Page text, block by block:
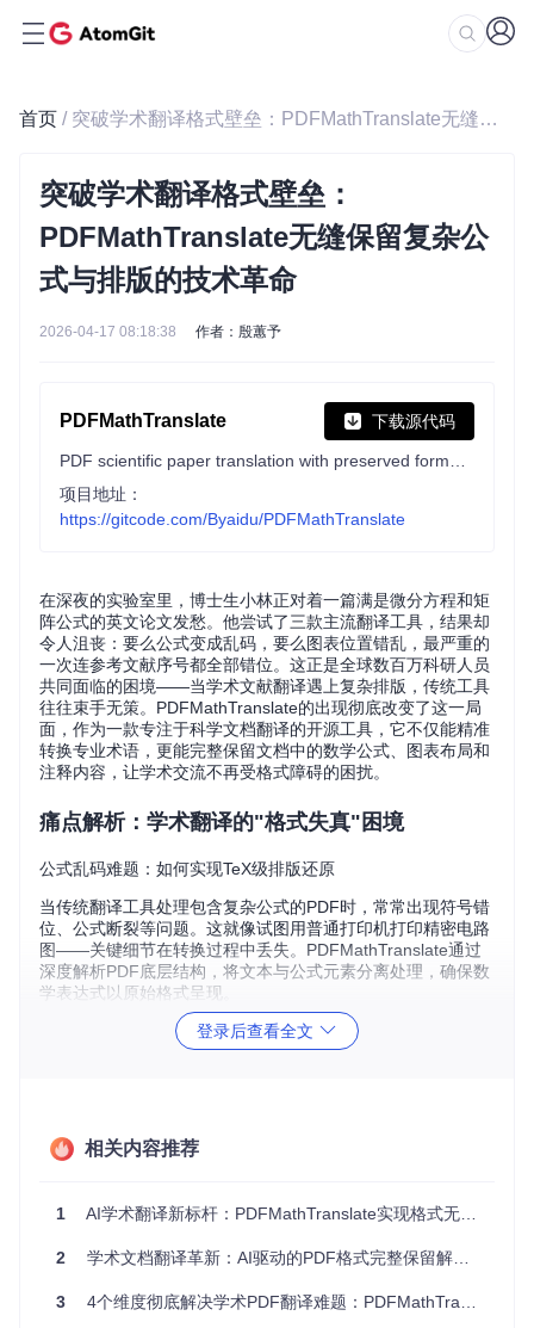
首页 / 突破学术翻译格式壁垒：PDFMathTranslate无缝保留复杂公式与排版的技术革命
突破学术翻译格式壁垒：
PDFMathTranslate无缝保留复杂公
式与排版的技术革命
2026-04-17 08:18:38 作者：殷蕙予
PDFMathTranslate 下载源代码
项目地址：
https://gitcode.com/Byaidu/PDFMathTranslate
在深夜的实验室里，博士生小林正对着一篇满是微分方程和矩
阵公式的英文论文发愁。他尝试了三款主流翻译工具，结果却
令人沮丧：要么公式变成乱码，要么图表位置错乱，最严重的
一次连参考文献序号都全部错位。这正是全球数百万科研人员
共同面临的困境——当学术文献翻译遇上复杂排版，传统工具
往往束手无策。PDFMathTranslate的出现彻底改变了这一局
面，作为一款专注于科学文档翻译的开源工具，它不仅能精准
转换专业术语，更能完整保留文档中的数学公式、图表布局和
注释内容，让学术交流不再受格式障碍的困扰。
痛点解析：学术翻译的"格式失真"困境
公式乱码难题：如何实现TeX级排版还原
当传统翻译工具处理包含复杂公式的PDF时，常常出现符号错
位、公式断裂等问题。这就像试图用普通打印机打印精密电路
图——关键细节在转换过程中丢失。PDFMathTranslate通过
深度解析PDF底层结构，将文本与公式元素分离处理，确保数
学表达式以原始格式呈现。
这些"文档骨骼"一旦错乱，会严重影响阅读体验。某高校图书
全不同的含义。例如"matrix"在数学中是"矩阵"，在材料科学中
登录后查看全文
相关内容推荐
1 AI学术翻译新标杆：PDFMathTranslate实现格式无损转换的全场景指南
2 学术文档翻译革新：AI驱动的PDF格式完整保留解决方案
3 4个维度彻底解决学术PDF翻译难题：PDFMathTranslate的格式保留方案